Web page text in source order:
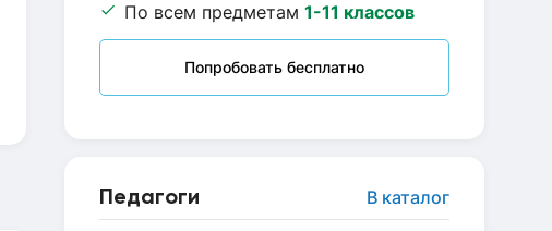
По всем предметам 1-11 классов
Попробовать бесплатно
Педагоги В каталог